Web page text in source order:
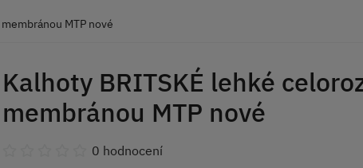
MTP nové
Kalhoty BRITSKÉ lehké
membránou MTP nové
0 hodnocení